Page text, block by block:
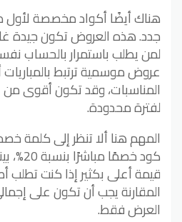
هناك أيضًا أكواد مخصصة
جدد. هذه العروض تكون جيدة
لمن يطلب باستمرار بالحساب
عروض موسمية ترتبط بالمباريات
المناسبات، وقد تكون أقوى من
لفترة محدودة.
المهم هنا ألا تنظر إلى كلمة
كود
قيمة أعلى بكثير إذا كنت تطلب
المقارنة يجب أن تكون على
العرض فقط.